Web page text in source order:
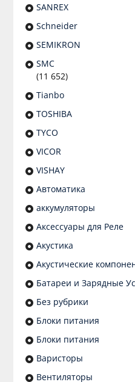
SANREX
Schneider
SEMIKRON
SMC
(11 652)
Tianbo
TOSHIBA
TYCO
VICOR
VISHAY
Автоматика
аккумуляторы
Аксессуары для Реле
Акустика
Акустические
Батареи и Зарядные
Без рубрики
Блоки питания
Блоки питания
Варисторы
Вентиляторы